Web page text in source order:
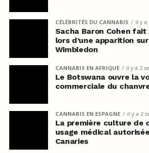
CÉLÉBRITÉS DU CANNABIS il y a
Sacha Baron Cohen fait
lors d’une apparition
Wimbledon
CANNABIS EN AFRIQUE il y a 2
Le Botswana ouvre la
commerciale du
CANNABIS EN ESPAGNE il y a 2
La première culture de
usage médical
Canaries